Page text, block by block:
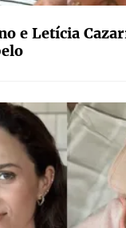
e Letícia